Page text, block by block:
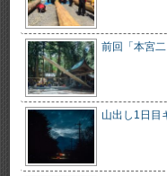
前回「本宮
山出し1日目